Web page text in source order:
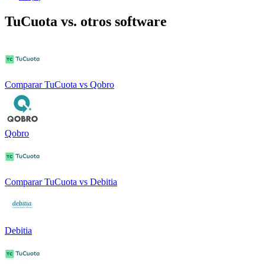
TuCuota vs. otros software
Comparar TuCuota vs Qobro
Qobro
Comparar TuCuota vs Debitia
Debitia